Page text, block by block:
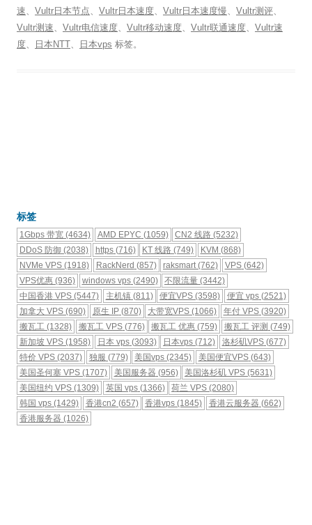
速、 Vultr日本节点、 Vultr日本速度、 Vultr日本速度慢、 Vultr测评、
Vultr测速、 Vultr电信速度、 Vultr移动速度、 Vultr联通速度、 Vultr速
度、 日本NTT、 日本vps 标签。
标签
1Gbps 带宽 (4634) AMD EPYC (1059) CN2 线路 (5232)
DDoS 防御 (2038) https(716) KT 线路 (749) KVM (868)
NVMe VPS (1918) RackNerd (857) raksmart(762) VPS(642)
VPS优惠 (936) windows vps(2490) 不限流量 (3442)
中国香港 VPS (5447) 主机镇(811) 便宜VPS (3598) 便宜 vps(2521)
加拿大 VPS (690) 原生 IP(870) 大带宽VPS (1066) 年付 VPS(3920)
搬瓦工 (1328) 搬瓦工 VPS(776) 搬瓦工 优惠 (759) 搬瓦工 评测 (749)
新加坡 VPS (1958) 日本 vps(3093) 日本vps (712) 洛杉矶VPS(677)
特价 VPS (2037) 独服 (779) 美国vps (2345) 美国便宜VPS(643)
美国圣何塞 VPS (1707) 美国服务器 (956) 美国洛杉矶 VPS (5631)
美国纽约 VPS (1309) 英国 vps(1366) 荷兰 VPS (2080)
韩国 vps (1429) 香港cn2 (657) 香港vps (1845) 香港云服务器 (662)
香港服务器 (1026)